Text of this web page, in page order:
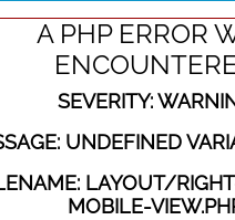
A PHP ERROR
SEVERITY:
UNDEFINED
LAYOUT/
MOBILE-